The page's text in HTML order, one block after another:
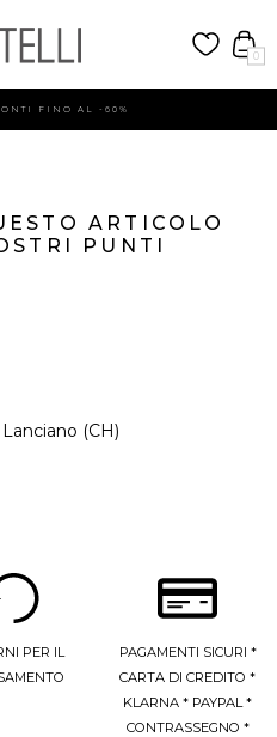
0
FINO AL -60%
ARTICOLO
PUNTI
(CH)
PER IL
PAGAMENTI SICURI *
CARTA DI CREDITO *
KLARNA * PAYPAL *
CONTRASSEGNO *